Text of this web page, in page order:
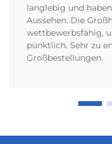
langlebig und
Aussehen. Die
wettbewerbsfähig,
pünktlich. Sehr zu
Großbestellungen.